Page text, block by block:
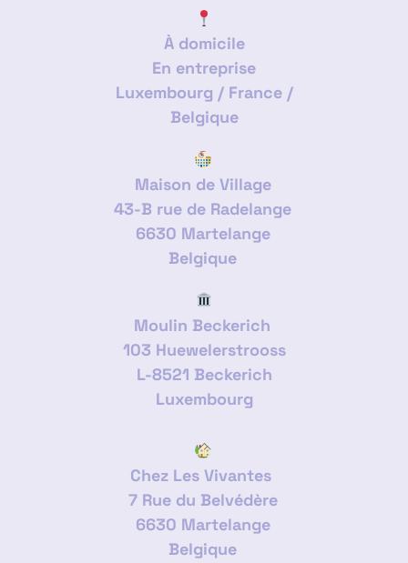
À domicile
En entreprise
Luxembourg / France /
Belgique
Maison de Village
43-B rue de Radelange
6630 Martelange
Belgique
Moulin Beckerich
103 Huewelerstrooss
L-8521 Beckerich
Luxembourg
Chez Les Vivantes
7 Rue du Belvédère
6630 Martelange
Belgique